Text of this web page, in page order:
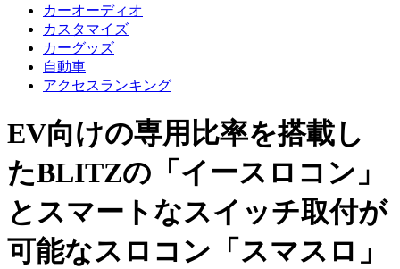
カーオーディオ
カスタマイズ
カーグッズ
自動車
アクセスランキング
EV向けの専用比率を搭載し
たBLITZの「イースロコン」
とスマートなスイッチ取付が
可能なスロコン「スマスロ」